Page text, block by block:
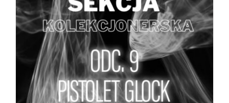
DODAJ DO KOSZYKA SZCZEGÓŁY